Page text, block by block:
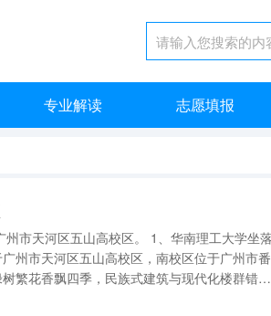
专业解读 志愿填报
州市天河区五山高校区，南校区位于广州市番
繁花香飘四季，民族式建筑与现代化楼群错落